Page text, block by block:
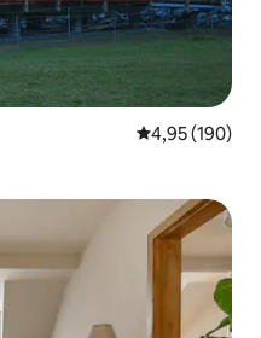
4,95 de uma
4,95 (190)